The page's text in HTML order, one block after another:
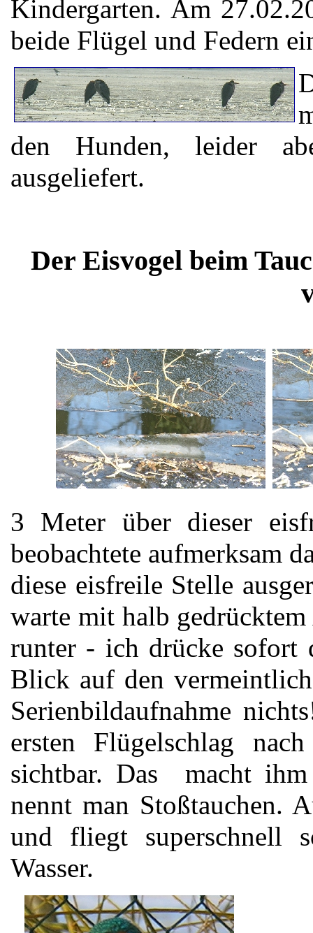
Kindergarten. Am
beide Flügel und Federn
den Hunden, leider
ausgeliefert.
Der Eisvogel beim
3 Meter über dieser
beobachtete aufmerksam
diese eisfreile Stelle
warte mit halb
runter - ich drücke sofort
Blick auf den
Serienbildaufnahme
ersten Flügelschlag
sichtbar. Das macht
nennt man Stoßtauchen.
und fliegt superschnell
Wasser.